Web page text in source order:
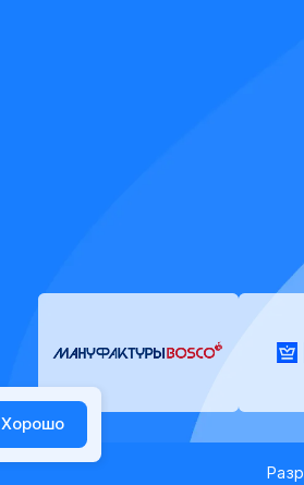
Хорошо